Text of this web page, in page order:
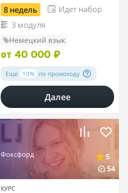
8 недель
Идет набор
3 модуля
Немецкий язык
от 40 000 ₽
Еще 10% по промокоду
Далее
Фоксфорд
5
54
КУРС